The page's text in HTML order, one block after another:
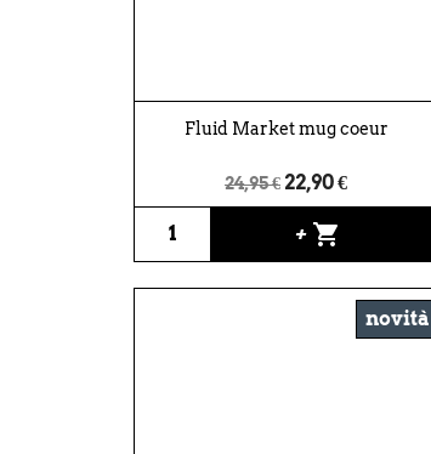
Fluid Market mug coeur
24,95 € 22,90 €
+ shopping_cart
novità